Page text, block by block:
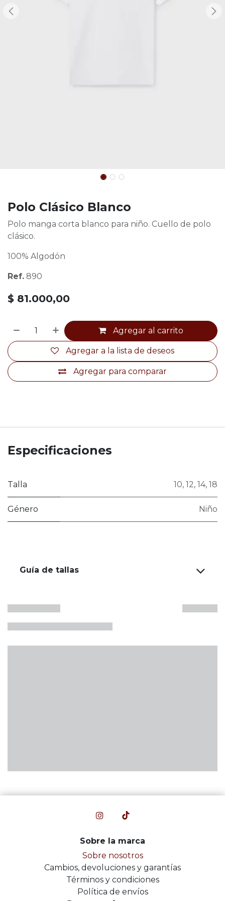
Polo Clásico Blanco
Polo manga corta blanco para niño. Cuello de polo
clásico.
100% Algodón
Ref. 890
$ 81.000,00
Agregar al carrito
Agregar para comparar
Agregar a la lista de deseos
Especificaciones
Talla 10, 12, 14, 18
Género Niño
Guía de tallas
Sobre la marca
Sobre nosotros
Cambios, devoluciones y garantías
Términos y condiciones
Política de envíos